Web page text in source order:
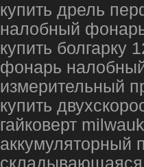
купить дрель
налобный
купить болгарку
фонарь
измерительный
купить
гайковерт
аккумуляторный